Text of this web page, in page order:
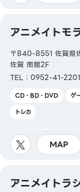
アニメイトモ
〒840-8551 佐賀県
佐賀 南館2F
TEL：0952-41-2201
CD・BD・DVD ゲ
トレカ
MAP
アニメイトラ